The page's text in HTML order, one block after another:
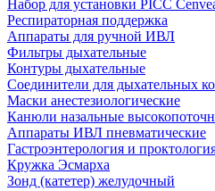
Набор для установки PICC
Респираторная поддержка
Аппараты для ручной ИВЛ
Фильтры дыхательные
Контуры дыхательные
Соединители для дыхательных
Маски анестезиологические
Канюли назальные
Аппараты ИВЛ пневматические
Гастроэнтерология и
Кружка Эсмарха
Зонд (катетер) желудочный